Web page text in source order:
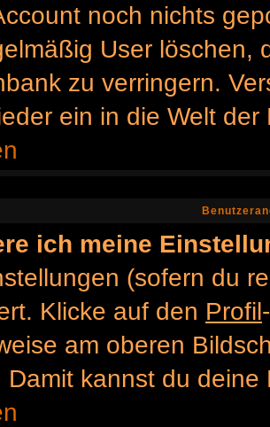
noch nichts
User löschen,
zu verringern.
ein in die Welt der
ich meine
(sofern du
Klicke auf den Profil
am oberen
Damit kannst du